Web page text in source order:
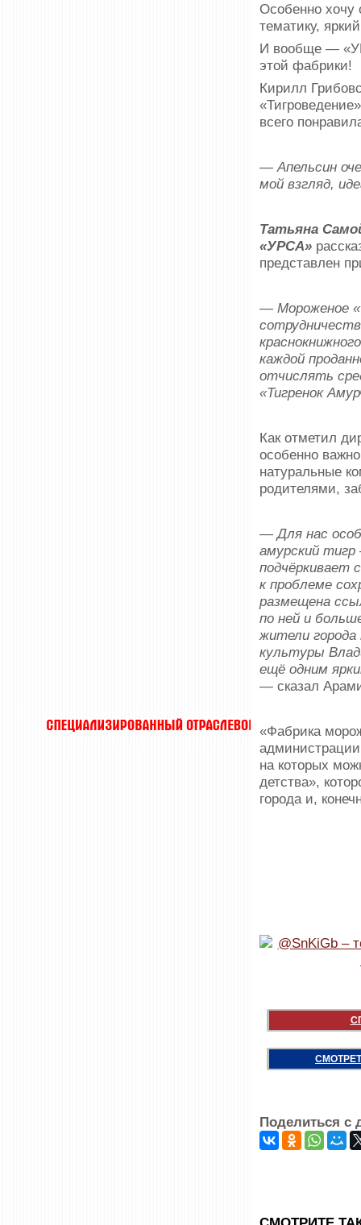
Особенно хочу
тематику,
И вообще —
этой фабрики!
Кирилл
всего
— Апельсин
мой взгляд,
Татьяна
«УРСА»
представлен
— Мороженое
каждой
отчислять
«Тигренок
Как отметил
особенно
натуральные
родителями,
— Для нас
амурский
подчёркивает
к проблеме
размещена
по ней и
жители
культуры
ещё одним
— сказал
«Фабрика
на которых
детства»,
города и,
Поделиться с